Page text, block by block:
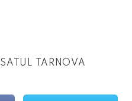
SATUL TARNOVA